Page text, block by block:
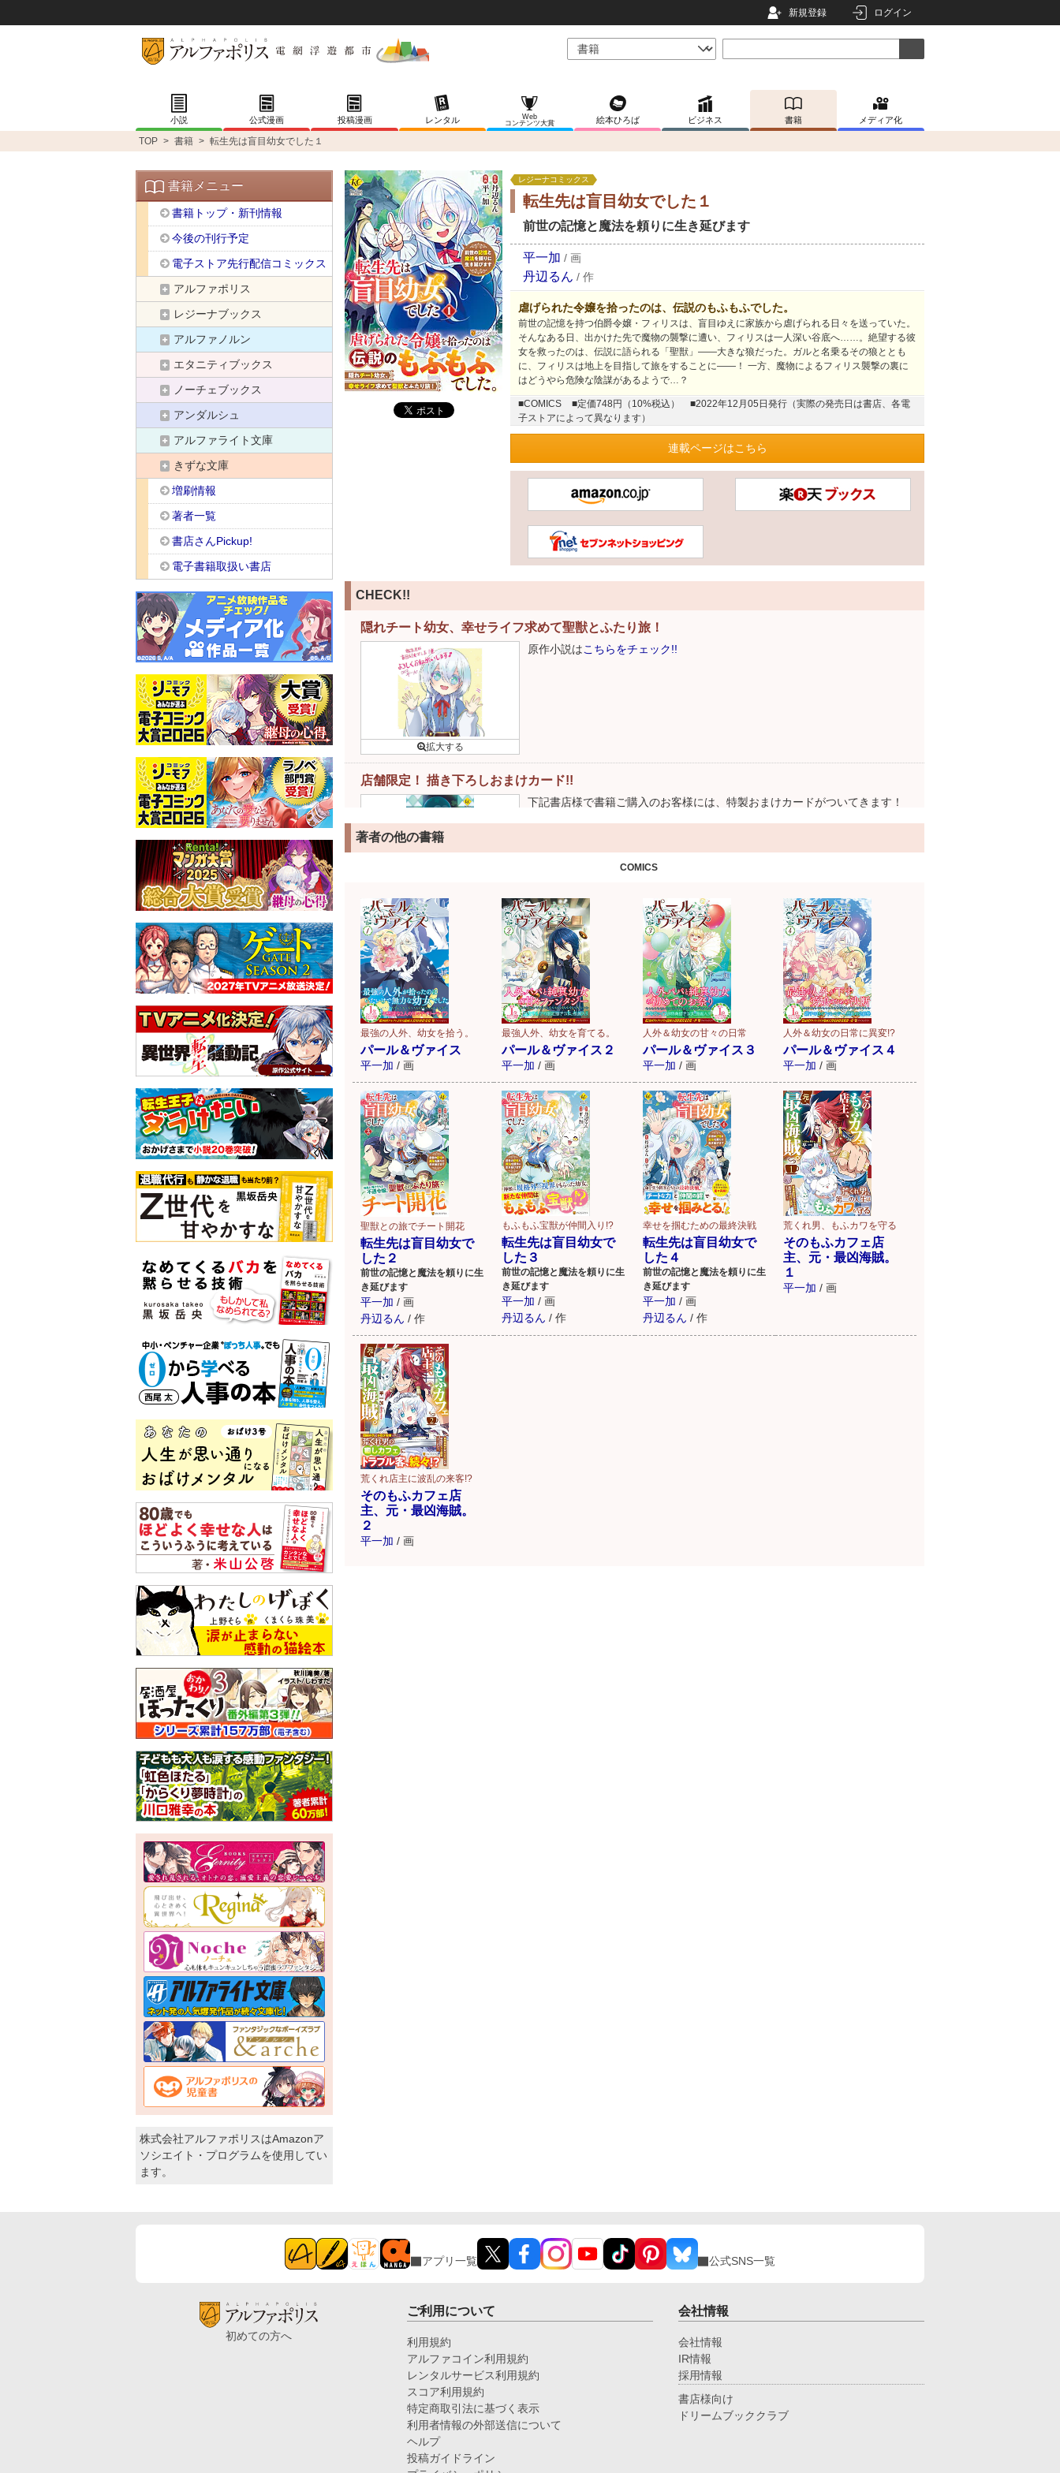
新規登録 ログイン
小説 公式漫画 投稿漫画 レンタル
Web
コンテンツ大賞
絵本ひろば ビジネス 書籍 メディア化
TOP > 書籍 > 転生先は盲目幼女でした１
レジーナコミックス
転生先は盲目幼女でした１
前世の記憶と魔法を頼りに生き延びます
平一加 / 画
丹辺るん / 作
虐げられた令嬢を拾ったのは、伝説のもふもふでした。
前世の記憶を持つ伯爵令嬢・フィリスは、盲目ゆえに家族から虐げられる日々を送っていた。
そんなある日、出かけた先で魔物の襲撃に遭い、フィリスは一人深い谷底へ……。絶望する彼
女を救ったのは、伝説に語られる「聖獣」――大きな狼だった。ガルと名乗るその狼ととも
に、フィリスは地上を目指して旅をすることに――！ 一方、魔物によるフィリス襲撃の裏に
はどうやら危険な陰謀があるようで…？
■COMICS ■定価748円（10%税込）
■2022年12月05日発行（実際の発売日は書店、各電
子ストアによって異なります）
連載ページはこちら
CHECK!!
隠れチート幼女、幸せライフ求めて聖獣とふたり旅！
原作小説はこちらをチェック!!
店舗限定！ 描き下ろしおまけカード!!
下記書店様で書籍ご購入のお客様には、特製おまけカードがついてきます！
著者の他の書籍
COMICS
最強の人外、幼女を拾う。
パール＆ヴァイス
平一加 / 画
最強人外、幼女を育てる。
パール＆ヴァイス２
平一加 / 画
人外＆幼女の甘々の日常
パール＆ヴァイス３
平一加 / 画
人外＆幼女の日常に異変!?
パール＆ヴァイス４
平一加 / 画
聖獣との旅でチート開花
転生先は盲目幼女で
した２
前世の記憶と魔法を頼りに生
き延びます
平一加 / 画
丹辺るん / 作
もふもふ宝獣が仲間入り!?
転生先は盲目幼女で
した３
前世の記憶と魔法を頼りに生
き延びます
平一加 / 画
丹辺るん / 作
幸せを掴むための最終決戦
転生先は盲目幼女で
した４
前世の記憶と魔法を頼りに生
き延びます
平一加 / 画
丹辺るん / 作
荒くれ男、もふカワを守る
そのもふカフェ店
主、元・最凶海賊。
１
平一加 / 画
荒くれ店主に波乱の来客!?
そのもふカフェ店
主、元・最凶海賊。
２
平一加 / 画
書籍メニュー
書籍トップ・新刊情報
今後の刊行予定
電子ストア先行配信コミックス
アルファポリス
レジーナブックス
アルファノルン
エタニティブックス
ノーチェブックス
アンダルシュ
アルファライト文庫
きずな文庫
増刷情報
著者一覧
書店さんPickup!
電子書籍取扱い書店
株式会社アルファポリスはAmazonア
ソシエイト・プログラムを使用してい
ます。
アプリ一覧 公式SNS一覧
初めての方へ
ご利用について
利用規約
アルファコイン利用規約
レンタルサービス利用規約
スコア利用規約
特定商取引法に基づく表示
利用者情報の外部送信について
ヘルプ
投稿ガイドライン
会社情報
会社情報
IR情報
採用情報
書店様向け
ドリームブッククラブ